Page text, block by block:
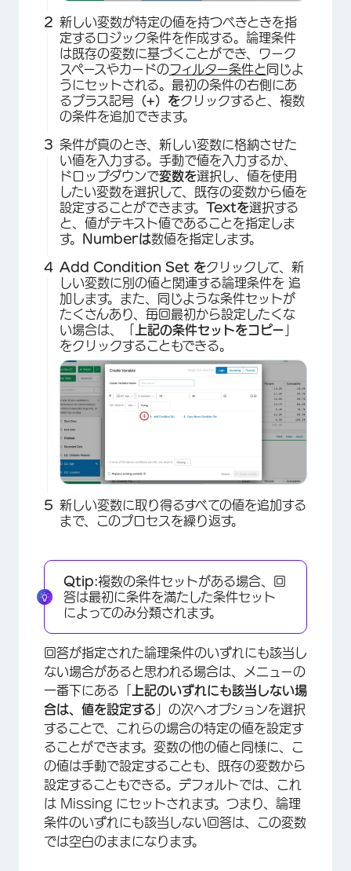
×
新しい変数が特定の値を持つべきときを指
定するロジック条件を作成する。論理条件
は既存の変数に基づくことができ、ワーク
スペースやカードのフィルター条件と同じよ
うにセットされる。最初の条件の右側にあ
るプラス記号 （+）をクリックすると、複数
の条件を追加できます。
条件が真のとき、新しい変数に格納させた
い値を入力する。手動で値を入力するか、
ドロップダウンで変数を選択し、値を使用
したい変数を選択して、既存の変数から値を
設定することができます。 Textを選択する
と、値がテキスト値であることを指定しま
す。
Numberは数値を指定します。
Add Condition Set をクリックして、新
しい変数に別の値と関連する論理条件を 追
加します。また、同じような条件セットが
たくさんあり、毎回最初から設定したくな
い場合は、「
上記の条件セットをコピー
をクリックすることもできる。
新しい変数に取り得るすべての値を追加する
まで、このプロセスを繰り返す。
Qtip:複数の条件セットがある場合、回
答は最初に条件を満たした条件セット
によってのみ分類されます。
回答が指定された論理条件のいずれにも該当し
ない場合があると思われる場合は、メニューの
一番下にある「
上記のいずれにも該当しない場
合は、値を設定する 」の次へオプションを選択
することで、これらの場合の特定の値を設定す
ることができます。変数の他の値と同様に、こ
の値は手動で設定することも、既存の変数から
設定することもできる。デフォルトでは、これ
は Missing にセットされます。つまり、論理
条件のいずれにも該当しない回答は、この変数
では空白のままになります。